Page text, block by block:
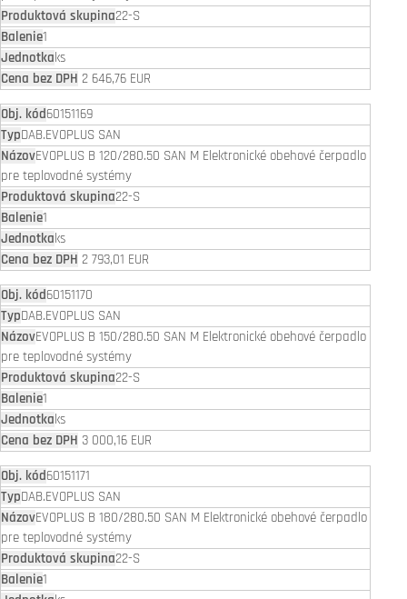
22-S
1
ks
2 646,76 EUR
60151169
DAB.EVOPLUS SAN
EVOPLUS B 120/280.50 SAN M Elektronické obehové čerpadlo
pre teplovodné systémy
22-S
1
ks
2 793,01 EUR
60151170
DAB.EVOPLUS SAN
EVOPLUS B 150/280.50 SAN M Elektronické obehové čerpadlo
pre teplovodné systémy
22-S
1
ks
3 000,16 EUR
60151171
DAB.EVOPLUS SAN
EVOPLUS B 180/280.50 SAN M Elektronické obehové čerpadlo
pre teplovodné systémy
22-S
1